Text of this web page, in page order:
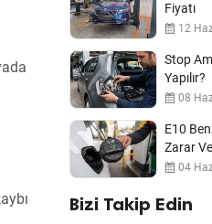
Fiyatı
12
Stop
Yapılır?
08
E10
Zarar
04
Bizi Takip Edin